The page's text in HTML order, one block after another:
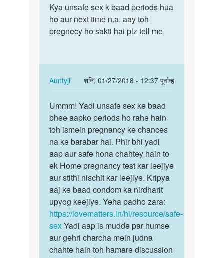
to
autaniya.
shrma
mene
by
Anonymous
Kya
unsafe
sex
Kya unsafe sex k baad periods hua
ho aur next time n.a. aay toh
pregnecy ho sakti hai plz tell me
Auntyji
शनि, 01/27/2018 - 12:37 पूर्वान्ह
In
reply
to
Kya
unsafe
sex
k
baad…
by
priya
Ummm!
Yadi
unsafe
sex
ke…
Ummm! Yadi unsafe sex ke baad
bhee aapko periods ho rahe hain
toh ismein pregnancy ke chances
na ke barabar hai. Phir bhi yadi
aap aur safe hona chahtey hain to
ek Home pregnancy test kar leejiye
aur stithi nischit kar leejiye. Kripya
aaj ke baad condom ka nirdharit
upyog keejiye. Yeha padho zara:
https://lovematters.in/hi/resource/safe-
sexYadi aap is mudde par humse
aur gehri charcha mein judna
chahte hain toh hamare discussion